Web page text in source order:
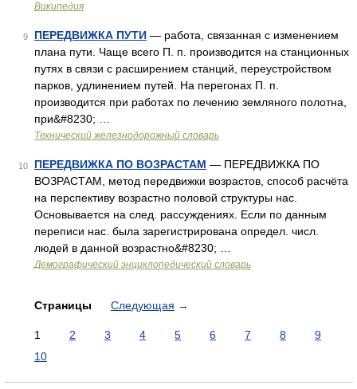
Википедия
9 ПЕРЕДВИЖКА ПУТИ — работа, связанная с изменением
плана пути. Чаще всего П. п. производится на станционных
путях в связи с расширением станций, переустройством
парков, удлинением путей. На перегонах П. п.
производится при работах по лечению земляного полотна,
при&#8230; …
Технический железнодорожный словарь
10 ПЕРЕДВИЖКА ПО ВОЗРАСТАМ — ПЕРЕДВИЖКА ПО
ВОЗРАСТАМ, метод передвижки возрастов, способ расчёта
на перспективу возрастно половой структуры нас.
Основывается на след. рассуждениях. Если по данным
переписи нас. была зарегистрирована определ. числ.
людей в данной возрастно&#8230; …
Демографический энциклопедический словарь
Страницы Следующая →
1 2 3 4 5 6 7 8
9
10